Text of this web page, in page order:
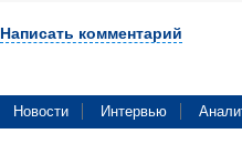
Написать комментарий
Новости Интервью